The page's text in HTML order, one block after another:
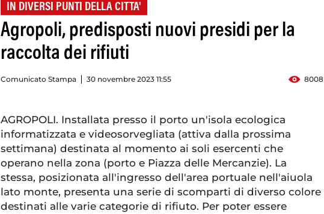
IN DIVERSI PUNTI DELLA CITTA'
Agropoli, predisposti nuovi presidi per la
raccolta dei rifiuti
Comunicato Stampa 30 novembre 2023 11:55 8008
AGROPOLI. Installata presso il porto un'isola ecologica
informatizzata e videosorvegliata (attiva dalla prossima
settimana) destinata al momento ai soli esercenti che
operano nella zona (porto e Piazza delle Mercanzie). La
stessa, posizionata all'ingresso dell'area portuale nell'aiuola
lato monte, presenta una serie di scomparti di diverso colore
destinati alle varie categorie di rifiuto. Per poter essere